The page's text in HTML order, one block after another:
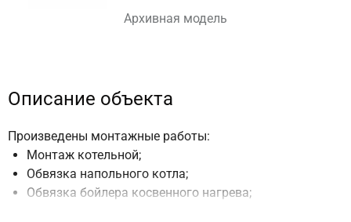
Архивная модель
Описание объекта
Произведены монтажные работы:
Монтаж котельной;
Обвязка напольного котла;
Обвязка бойлера косвенного нагрева;